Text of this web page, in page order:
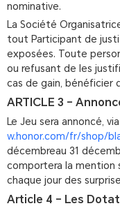
nominative.
La Société
tout Participant de
exposées. Toute
ou refusant de les
cas de gain, bénéficier
ARTICLE 3 –
Le Jeu sera annoncé,
w.honor.com/fr/shop/
décembreau 31
comportera la mention
chaque jour des
Article 4 – Les